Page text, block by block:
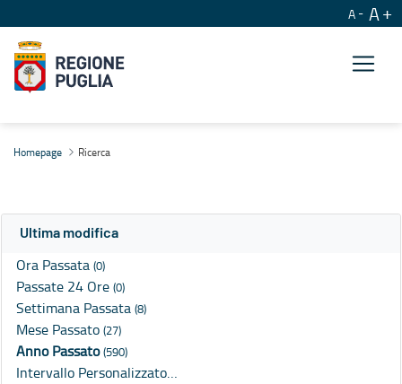
A A
Homepage Ricerca
Ultima modifica
Ora Passata (0)
Passate 24 Ore (0)
Settimana Passata (8)
Mese Passato (27)
Anno Passato(590)
Intervallo Personalizzato…